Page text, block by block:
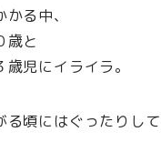
る中、
歳と
児にイライラ。
頃にはぐったりして